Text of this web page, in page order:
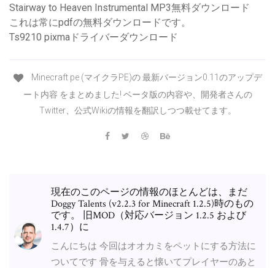
Stairway to Heaven Instrumental MP3無料ダウンロード
これは常にpdfの無料ダウンロードです。
Ts9210 pixmaドライバーダウンロード
Minecraft pe (マイクラPE)の 最新バージョン0.11のアップデ
ート内容 をまとめました! ベータ版の内容や、開発者さんの
Twitter、公式Wikiの情報を翻訳しつつ載せてます。
現在のこのページの情報のほとんどは、まだ
Doggy Talents (v2.2.3 for Minecraft 1.2.5)時のもの
です。 旧MOD（対応バージョン 1.2.5 および
1.4.7）に
こんにちは 今回はオオカミをペットにする方法に
ついてです 骨を与えると懐いてプレイヤーのあと